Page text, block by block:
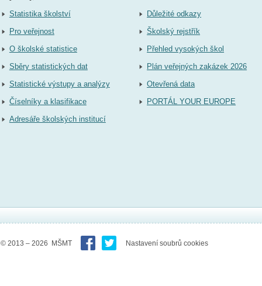
Statistika školství
Pro veřejnost
O školské statistice
Sběry statistických dat
Statistické výstupy a analýzy
Číselníky a klasifikace
Adresáře školských institucí
Důležité odkazy
Školský rejstřík
Přehled vysokých škol
Plán veřejných zakázek 2026
Otevřená data
PORTÁL YOUR EUROPE
© 2013 – 2026 MŠMT Nastavení soubrů cookies